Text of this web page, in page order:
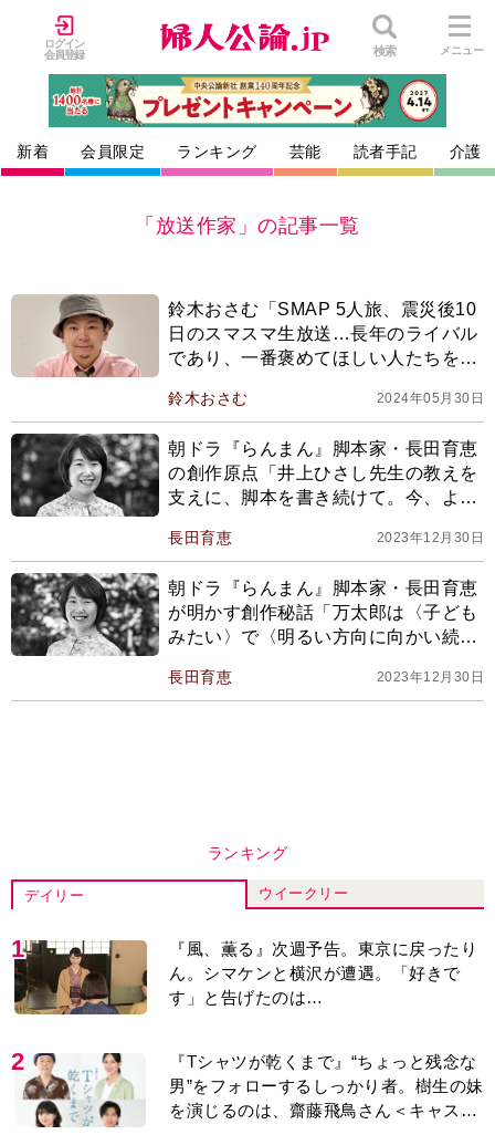
ログイン
会員登録
検索 メニュー
新着 会員限定 ランキング 芸能 読者手記 介護
「放送作家」の記事一覧
鈴木おさむ「SMAP 5人旅、震災後10
日のスマスマ生放送…長年のライバル
であり、一番褒めてほしい人たちを失
鈴木おさむ 2024年05月30日
朝ドラ『らんまん』脚本家・長田育恵
の創作原点「井上ひさし先生の教えを
支えに、脚本を書き続けて。今、よう
長田育恵 2023年12月30日
朝ドラ『らんまん』脚本家・長田育恵
が明かす創作秘話「万太郎は〈子ども
みたい〉で〈明るい方向に向かい続け
れて」
長田育恵 2023年12月30日
1
『風、薫る』次週予告。東京に戻ったり
す」と告げたのは…
2
『Tシャツが乾くまで』“ちょっと残念な
を演じるのは、齋藤飛鳥さん＜キャスト
紹介＞
『風、薫る』主演の見上愛「りんは恋愛